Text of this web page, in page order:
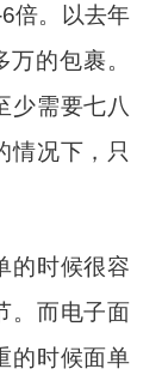
倍。以去年
万的包裹。
少需要七八
情况下，只
的时候很容
。而电子面
的时候面单